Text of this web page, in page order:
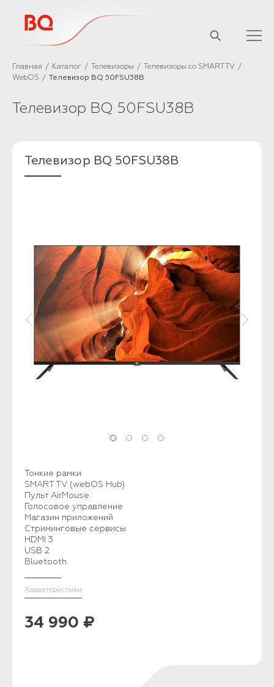
Главная Каталог Телевизоры
Телевизоры со SMART TV
WebOS
Телевизор BQ 50FSU38B
Телевизор BQ 50FSU38B
Телевизор BQ 50FSU38B
Тонкие рамки
SMART TV (webOS Hub)
Пульт AirMouse
Голосовое управление
Магазин приложений
Стриминговые сервисы
HDMI 3
USB 2
Bluetooth
Характеристики
34 990 ₽